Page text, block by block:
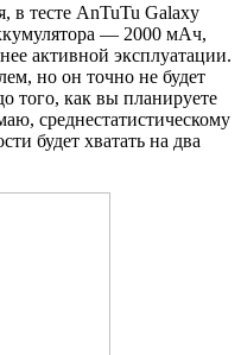
в тесте AnTuTu Galaxy
— 2000 мАч,
активной эксплуатации.
но он точно не будет
того, как вы планируете
среднестатистическому
будет хватать на два